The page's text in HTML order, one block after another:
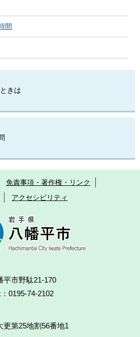
間
きは
免責事項・著作権・リンク
アクセシビリティ
市野駄21-170
0195-74-2102
更第25地割56番地1